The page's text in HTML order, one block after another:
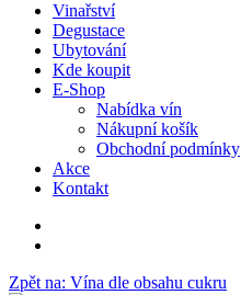
Vinařství
Degustace
Ubytování
Kde koupit
E-Shop
Nabídka vín
Nákupní košík
Obchodní podmínky
Akce
Kontakt
Zpět na: Vína dle obsahu cukru